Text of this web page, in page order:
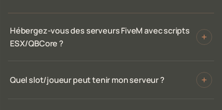
Hébergez-vous des serveurs FiveM avec scripts
ESX/QBCore ?
Quel slot/joueur peut tenir mon serveur ?